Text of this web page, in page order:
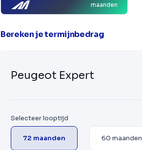
maanden
Bereken je termijnbedrag
Peugeot Expert
Selecteer looptijd
72 maanden 60 maanden